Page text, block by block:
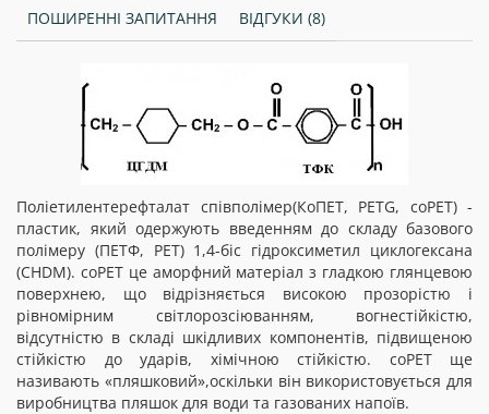
ПОШИРЕННІ ЗАПИТАННЯ ВІДГУКИ (8)
Поліетилентерефталат співполімер(КоПЕТ, PETG, coPET) -
пластик, який одержують введенням до складу базового
полімеру (ПЕТФ, PET) 1,4-біс гідроксиметил циклогексана
(CHDM). coPET це аморфний матеріал з гладкою глянцевою
поверхнею, що відрізняється високою прозорістю і
рівномірним світлорозсіюванням, вогнестійкістю,
відсутністю в складі шкідливих компонентів, підвищеною
стійкістю до ударів, хімічною стійкістю. coPET ще
називають «пляшковий»,оскільки він використовується для
виробництва пляшок для води та газованих напоїв.